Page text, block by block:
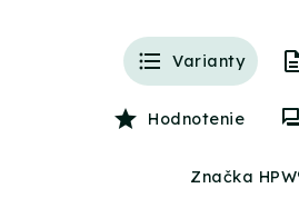
Varianty
Hodnotenie
Značka